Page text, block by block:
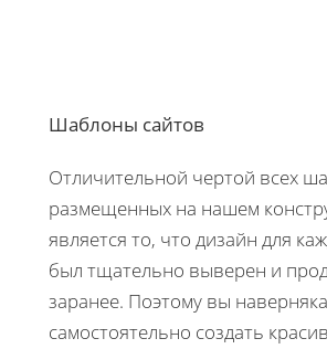
Шаблоны сайтов
Отличительной чертой всех
размещенных на нашем
является то, что дизайн для
был тщательно выверен и
заранее. Поэтому вы
самостоятельно создать